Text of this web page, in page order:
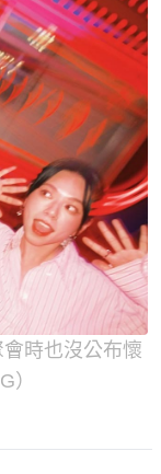
時也沒公布懷
）